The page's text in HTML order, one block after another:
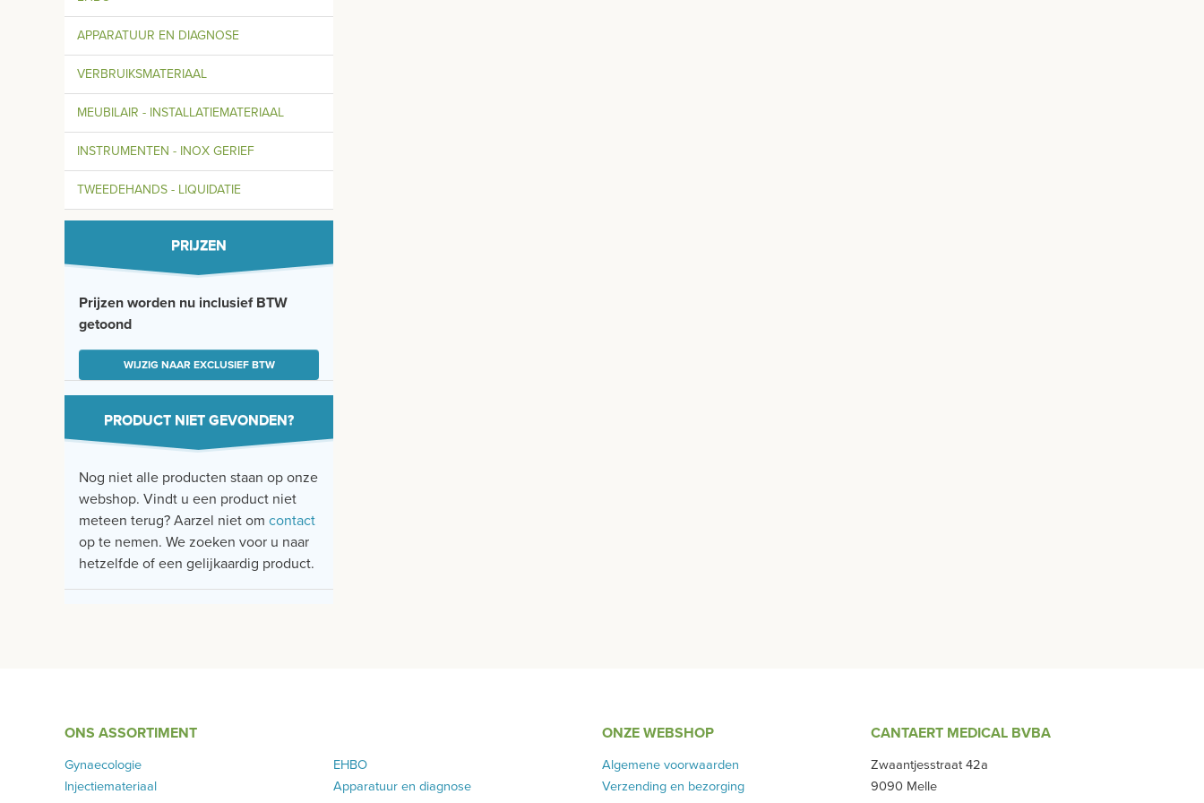
APPARATUUR EN DIAGNOSE
VERBRUIKSMATERIAAL
MEUBILAIR - INSTALLATIEMATERIAAL
INSTRUMENTEN - INOX GERIEF
TWEEDEHANDS - LIQUIDATIE
PRIJZEN
Prijzen worden nu inclusief BTW
getoond
WIJZIG NAAR EXCLUSIEF BTW
PRODUCT NIET GEVONDEN?
Nog niet alle producten staan op onze
webshop. Vindt u een product niet
meteen terug? Aarzel niet om contact
op te nemen. We zoeken voor u naar
hetzelfde of een gelijkaardig product.
ONS ASSORTIMENT
Gynaecologie
Injectiemateriaal
EHBO
Apparatuur en diagnose
ONZE WEBSHOP
Algemene voorwaarden
Verzending en bezorging
CANTAERT MEDICAL BVBA
Zwaantjesstraat 42a
9090 Melle